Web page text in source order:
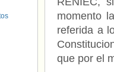
momento
referida a
que por el